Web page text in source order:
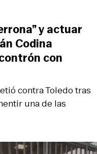
contra Toledo tras
una de las
y actuar
Codina
con